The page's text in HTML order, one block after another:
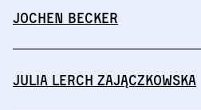
Jochen Becker
Julia Lerch Zajączkowska